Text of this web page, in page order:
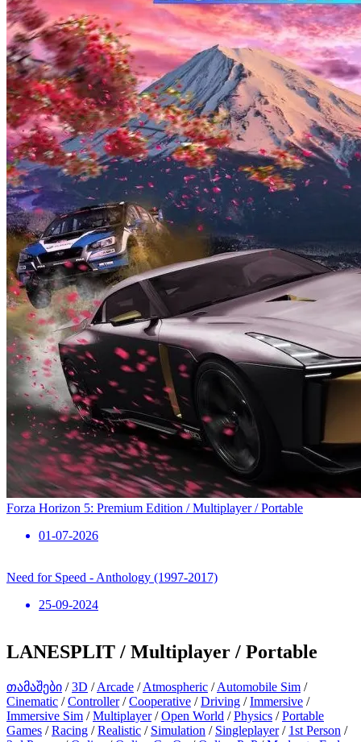
Forza Horizon 5: Premium Edition / Multiplayer / Portable
01-07-2026
Need for Speed ​​- Anthology (1997-2017)
25-09-2024
LANESPLIT / Multiplayer / Portable
თამაშები /3D /Arcade /Atmospheric /Automobile Sim /
Cinematic /Controller/Cooperative /Driving /Immersive /
Immersive Sim /Multiplayer/Open World /Physics /Portable
Games /Racing /Realistic / Simulation / Singleplayer/ 1st Person /